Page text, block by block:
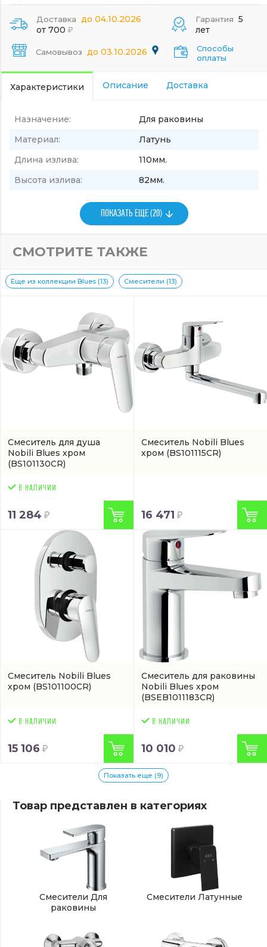
Доставка до 04.10.2026
от 700
Самовывоз до 03.10.2026
Гарантия 5
лет
Способы
оплаты
Характеристики Описание Доставка
Назначение:
Для раковины
Материал:
Латунь
Длина излива:
110мм.
Высота излива:
82мм.
ПОКАЗАТЬ ЕЩЕ (20)
СМОТРИТЕ ТАКЖЕ
Еще из коллекции Blues (13) Смесители (13)
Смеситель для душа
Nobili Blues хром
(BS101130CR)
11 284
Смеситель Nobili Blues
хром (BS101115CR)
16 471
Смеситель Nobili Blues
хром (BS101100CR)
15 106
Смеситель для раковины
Nobili Blues хром
(BSEB1011183CR)
10 010
Показать еще (9)
Товар представлен в категориях
Смесители Для
раковины
Смесители Латунные